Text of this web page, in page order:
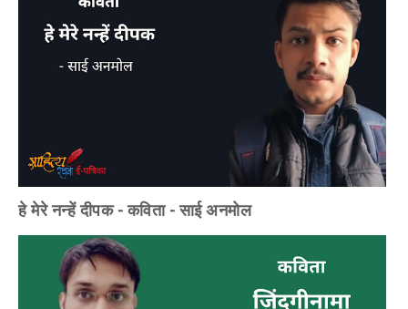
हे मेरे नन्हें दीपक - कविता - साई अनमोल